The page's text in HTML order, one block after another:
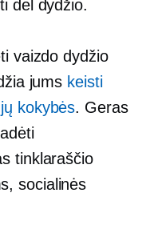
dėl dydžio.
vaizdo dydžio
jums keisti
kokybės. Geras
tinklaraščio
socialinės